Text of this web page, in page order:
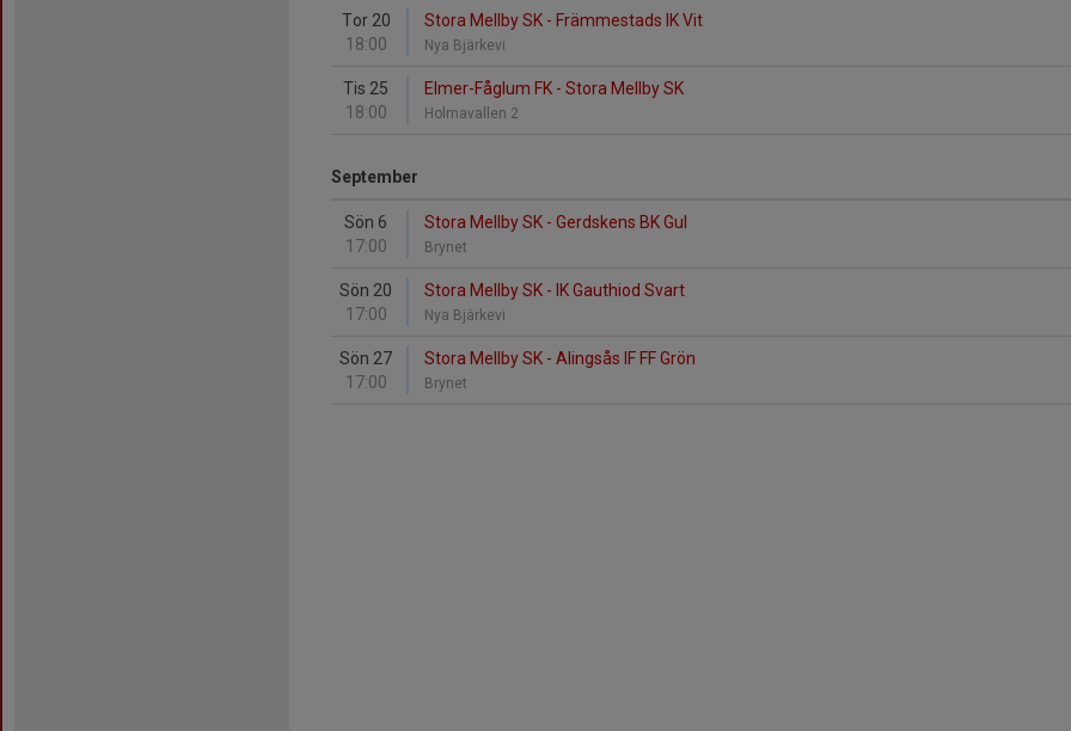
Tor 20
18:00
Stora Mellby SK - Främmestads IK Vit
Nya Bjärkevi
Tis 25
18:00
Elmer-Fåglum FK - Stora Mellby SK
Holmavallen 2
September
Sön 6
17:00
Stora Mellby SK - Gerdskens BK Gul
Brynet
Sön 20
17:00
Stora Mellby SK - IK Gauthiod Svart
Nya Bjärkevi
Sön 27
17:00
Stora Mellby SK - Alingsås IF FF Grön
Brynet